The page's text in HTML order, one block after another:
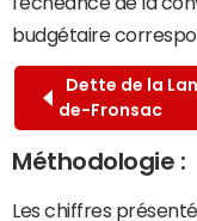
budgétaire
Dette de la
de-Fronsac
Méthodologie :
Les chiffres